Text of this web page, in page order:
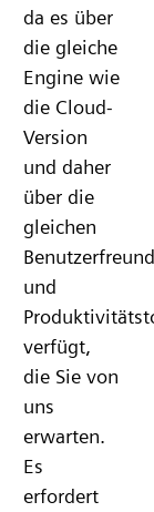
da es über
die gleiche
Engine wie
die Cloud-
Version
und daher
über die
gleichen
und
verfügt,
die Sie von
uns
erwarten.
Es
erfordert